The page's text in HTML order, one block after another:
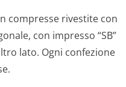
compresse rivestite con
con impresso “SB”
lato. Ogni confezione